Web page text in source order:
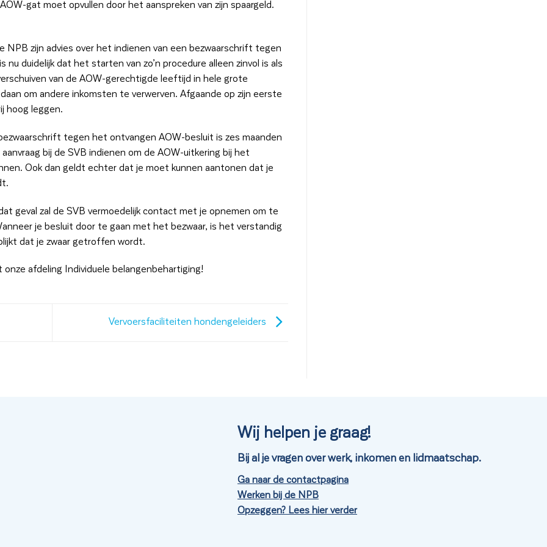
gat moet opvullen door het aanspreken van zijn spaargeld.
NPB zijn advies over het indienen van een bezwaarschrift tegen
duidelijk dat het starten van zo’n procedure alleen zinvol is als
van de AOW-gerechtigde leeftijd in hele grote
om andere inkomsten te verwerven. Afgaande op zijn eerste
hoog leggen.
tegen het ontvangen AOW-besluit is zes maanden
bij de SVB indienen om de AOW-uitkering bij het
Ook dan geldt echter dat je moet kunnen aantonen dat je
geval zal de SVB vermoedelijk contact met je opnemen om te
je besluit door te gaan met het bezwaar, is het verstandig
dat je zwaar getroffen wordt.
afdeling Individuele belangenbehartiging!
Vervoersfaciliteiten hondengeleiders
Wij helpen je graag!
Bij al je vragen over werk, inkomen en lidmaatschap.
Ga naar de contactpagina
Werken bij de NPB
Opzeggen? Lees hier verder